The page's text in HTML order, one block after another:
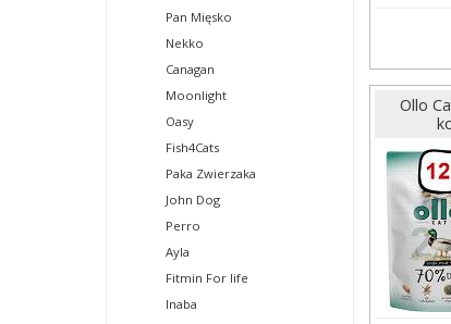
Ollo
Pan Mięsko
Nekko
Canagan
Moonlight
Oasy
Fish4Cats
Paka Zwierzaka
John Dog
Perro
Ayla
Fitmin For life
Inaba